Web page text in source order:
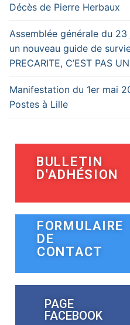
Décès de Pierre Herbaux
Assemblée générale du
un nouveau guide de
PRECARITE, C’EST PAS
Manifestation du 1er mai
Postes à Lille
BULLETIN
D'ADHÉSION
FORMULAIRE
DE
CONTACT
PAGE
FACEBOOK